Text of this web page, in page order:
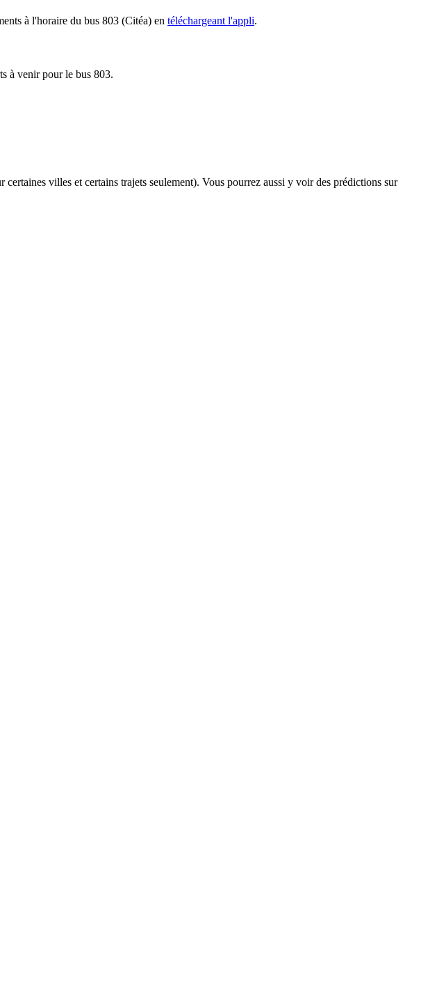
à l'horaire du bus 803 (Citéa) en téléchargeant l'appli.
à venir pour le bus 803.
certaines villes et certains trajets seulement). Vous pourrez aussi y voir des prédictions sur